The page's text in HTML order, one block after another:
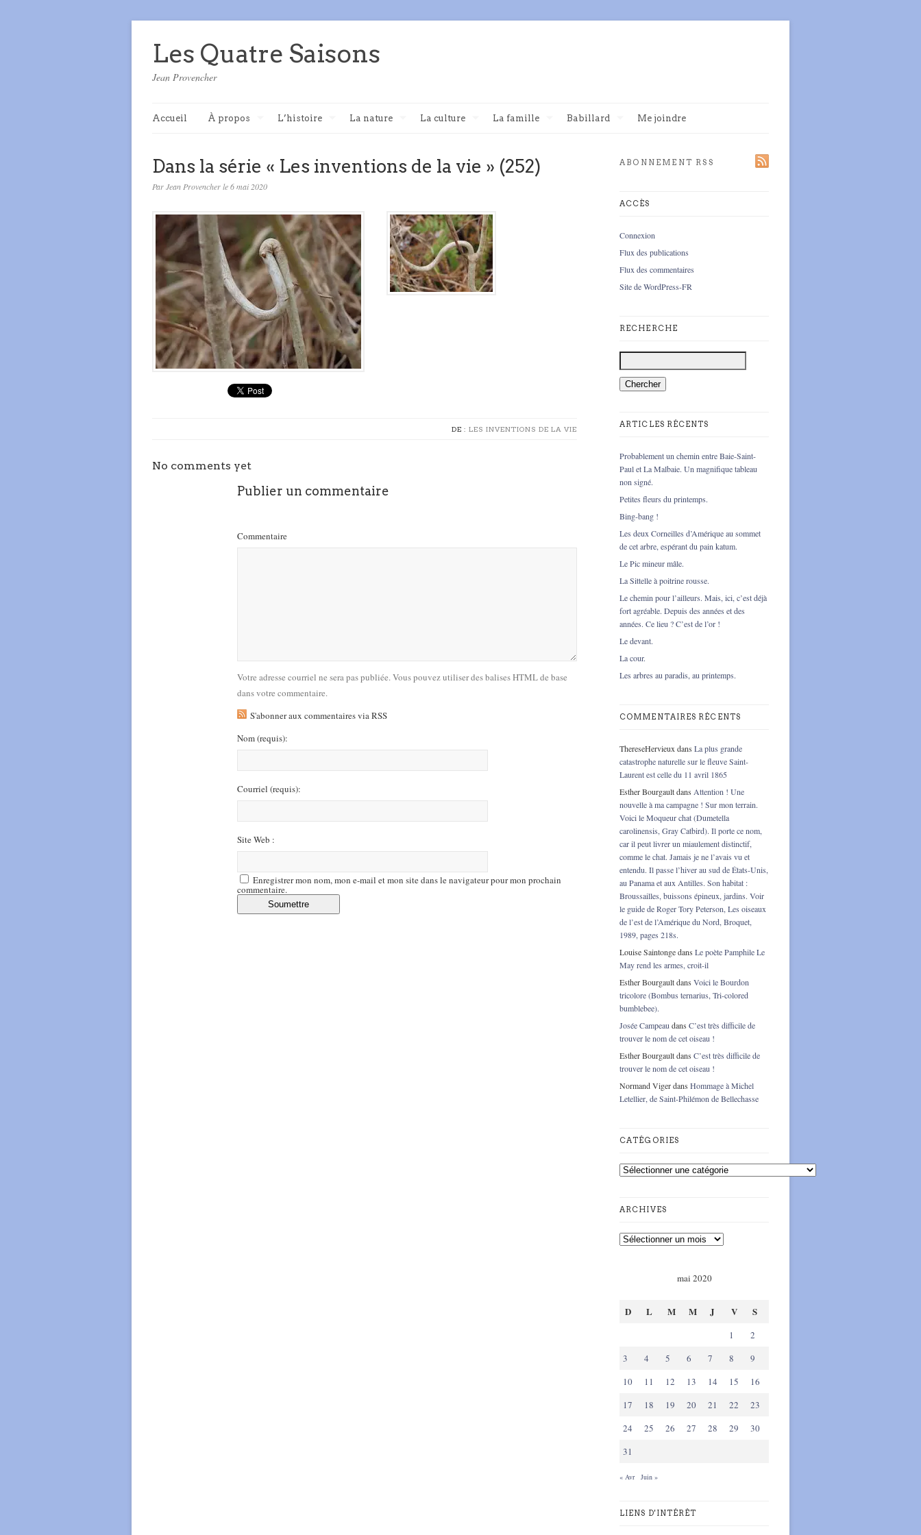
Les Quatre Saisons
Jean Provencher
Accueil À propos L’histoire La nature La culture La famille Babillard Me joindre
Dans la série « Les inventions de la vie » (252)
Par Jean Provencher le 6 mai 2020
DE : LES INVENTIONS DE LA VIE
No comments yet
Publier un commentaire
Commentaire
Votre adresse courriel ne sera pas publiée. Vous pouvez utiliser des balises HTML de base
dans votre commentaire.
S'abonner aux commentaires via RSS
Nom(requis):
Courriel (requis):
Site Web :
Enregistrer mon nom, mon e-mail et mon site dans le navigateur pour mon prochain
commentaire.
ABONNEMENT RSS
ACCÈS
Connexion
Flux des publications
Flux des commentaires
Site de WordPress-FR
RECHERCHE
ARTICLES RÉCENTS
Probablement un chemin entre Baie-Saint-
Paul et La Malbaie. Un magnifique tableau
non signé.
Petites fleurs du printemps.
Bing-bang !
Les deux Corneilles d’Amérique au sommet
de cet arbre, espérant du pain katum.
Le Pic mineur mâle.
La Sittelle à poitrine rousse.
Le chemin pour l’ailleurs. Mais, ici, c’est déjà
fort agréable. Depuis des années et des
années. Ce lieu ? C’est de l’or !
Le devant.
La cour.
Les arbres au paradis, au printemps.
COMMENTAIRES RÉCENTS
ThereseHervieux dans La plus grande
catastrophe naturelle sur le fleuve Saint-
Laurent est celle du 11 avril 1865
Esther Bourgaultdans Attention ! Une
nouvelle à ma campagne ! Sur mon terrain.
Voici le Moqueur chat (Dumetella
carolinensis, Gray Catbird). Il porte ce nom,
car il peut livrer un miaulement distinctif,
comme le chat. Jamais je ne l’avais vu et
entendu. Il passe l’hiver au sud de États-Unis,
au Panama et aux Antilles. Son habitat :
Broussailles, buissons épineux, jardins. Voir
le guide de Roger Tory Peterson, Les oiseaux
de l’est de l’Amérique du Nord, Broquet,
1989, pages 218s.
Louise Saintongedans Le poète Pamphile Le
May rend les armes, croit-il
Esther Bourgaultdans Voici le Bourdon
tricolore (Bombus ternarius, Tri-colored
bumblebee).
Josée Campeau dans C’est très difficile de
trouver le nom de cet oiseau !
Esther Bourgaultdans C’est très difficile de
trouver le nom de cet oiseau !
Normand Vigerdans Hommage à Michel
Letellier, de Saint-Philémon de Bellechasse
CATÉGORIES
ARCHIVES
mai 2020
D L M M J V S
1
2
3
4 5 6 7 8
9
10
11 12 13 14 15
16
17
18 19 20 21 22
23
24
25 26 27 28 29
30
31
« Avr Juin »
LIENS D'INTÉRÊT